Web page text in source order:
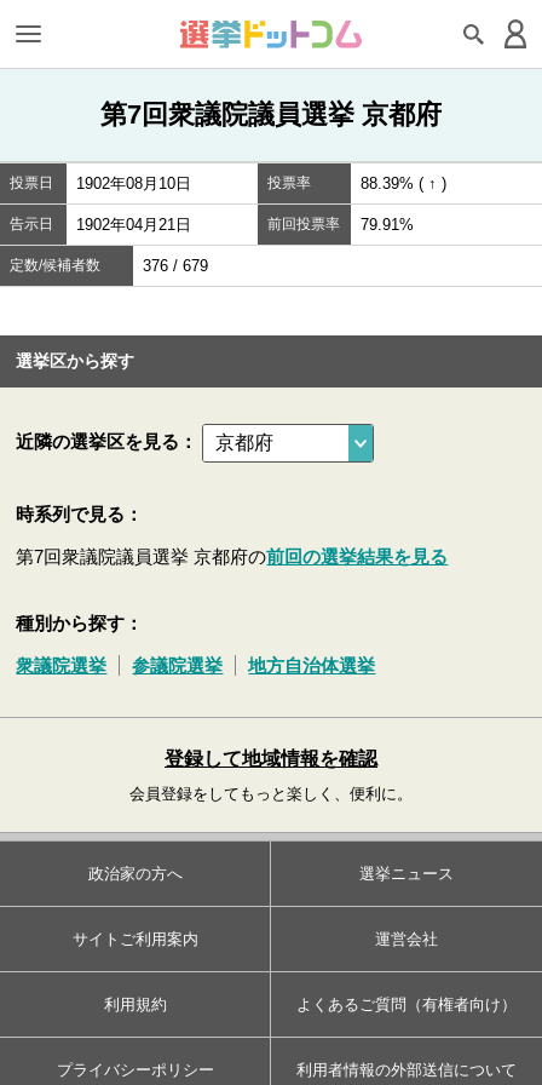
第7回衆議院議員選挙 京都府
投票日 1902年08月10日 投票率 88.39% ( ↑ )
告示日 1902年04月21日 前回投票率 79.91%
定数/候補者数 376 / 679
選挙区から探す
近隣の選挙区を見る：
時系列で見る：
第7回衆議院議員選挙 京都府の前回の選挙結果を見る
種別から探す：
衆議院選挙 参議院選挙 地方自治体選挙
登録して地域情報を確認
会員登録をしてもっと楽しく、便利に。
政治家の方へ 選挙ニュース
サイトご利用案内 運営会社
利用規約 よくあるご質問（有権者向け）
プライバシーポリシー 利用者情報の外部送信について